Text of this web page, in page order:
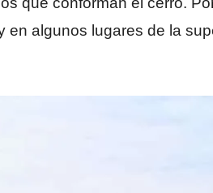
algunos lugares de la